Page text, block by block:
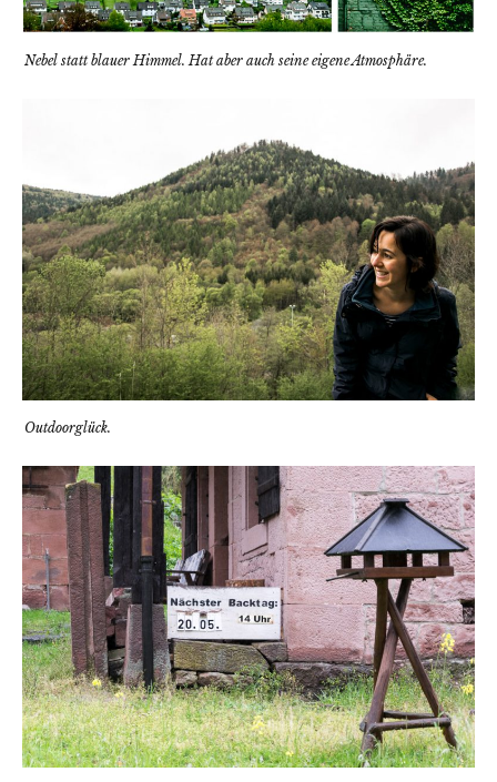
Nebel statt blauer Himmel. Hat aber auch seine eigene Atmosphäre.
Outdoorglück.